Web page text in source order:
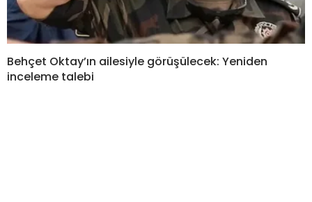
Behçet Oktay’ın ailesiyle görüşülecek: Yeniden
inceleme talebi